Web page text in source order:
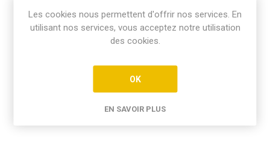
Les cookies nous permettent d'offrir nos services. En
utilisant nos services, vous acceptez notre utilisation
des cookies.
OK
EN SAVOIR PLUS